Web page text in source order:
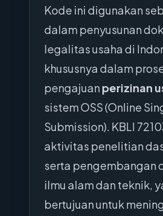
Kode ini digunakan
dalam penyusunan
legalitas usaha di
khususnya dalam
pengajuan perizinan
sistem OSS (Online
Submission). KBLI
aktivitas penelitian
serta pengembangan
ilmu alam dan teknik,
bertujuan untuk